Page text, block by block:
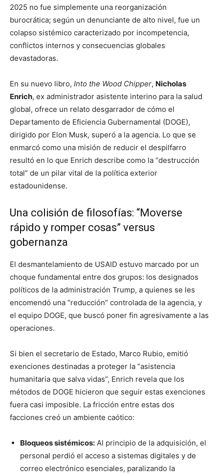
2025 no fue simplemente una reorganización
burocrática; según un denunciante de alto nivel, fue un
colapso sistémico caracterizado por incompetencia,
conflictos internos y consecuencias globales
devastadoras.
En su nuevo libro, Into the Wood Chipper, Nicholas
Enrich, ex administrador asistente interino para la salud
global, ofrece un relato desgarrador de cómo el
Departamento de Eficiencia Gubernamental (DOGE),
dirigido por Elon Musk, superó a la agencia. Lo que se
enmarcó como una misión de reducir el despilfarro
resultó en lo que Enrich describe como la “destrucción
total” de un pilar vital de la política exterior
estadounidense.
Una colisión de filosofías: “Moverse
rápido y romper cosas” versus
gobernanza
El desmantelamiento de USAID estuvo marcado por un
choque fundamental entre dos grupos: los designados
políticos de la administración Trump, a quienes se les
encomendó una “reducción” controlada de la agencia, y
el equipo DOGE, que buscó poner fin agresivamente a las
operaciones.
Si bien el secretario de Estado, Marco Rubio, emitió
exenciones destinadas a proteger la “asistencia
humanitaria que salva vidas”, Enrich revela que los
métodos de DOGE hicieron que seguir estas exenciones
fuera casi imposible. La fricción entre estas dos
facciones creó un ambiente caótico:
Bloqueos sistémicos: Al principio de la adquisición, el
personal perdió el acceso a sistemas digitales y de
correo electrónico esenciales, paralizando la